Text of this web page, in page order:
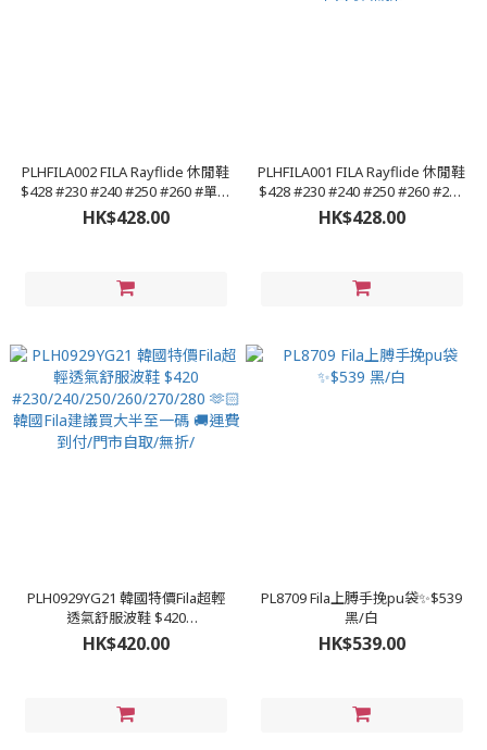
PLHFILA002 FILA Rayflide 休閒鞋
$428 #230 #240 #250 #260 #單色
🚚運費到付/門市自取/無折/
HK$428.00
PLHFILA001 FILA Rayflide 休閒鞋
$428 #230 #240 #250 #260 #270
#280 #單色 🚚運費到付/門市自
取/無折/
HK$428.00
PLH0929YG21 韓國特價Fila超輕
透氣舒服波鞋 $420
#230/240/250/260/270/280 🫶🏻
韓國Fila建議買大半至一碼 🚚運費
HK$420.00
PL8709 Fila上膊手挽pu袋✨$539
黑/白
HK$539.00